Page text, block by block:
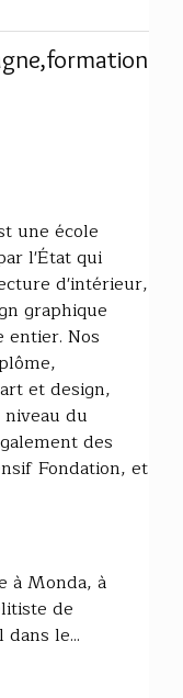
une école
l'État qui
d'intérieur,
graphique
Nos
et design,
du
des
Fondation, et
à Monda, à
de
le...